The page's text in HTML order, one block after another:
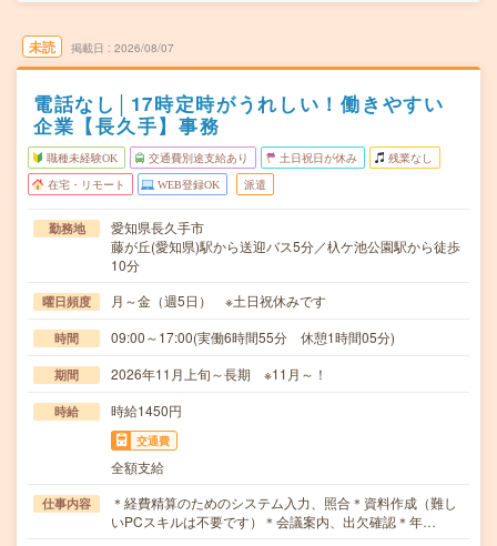
未読 掲載日 2026/08/07
電話なし│17時定時がうれしい！働きやすい
企業【長久手】事務
職種未経験OK 交通費別途支給あり 土日祝日が休み 残業なし
在宅・リモート WEB登録OK 派遣
勤務地
愛知県長久手市
藤が丘(愛知県)駅から送迎バス5分／杁ケ池公園駅から徒歩
10分
曜日頻度 月～金（週5日） ※土日祝休みです
時間 09:00～17:00(実働6時間55分 休憩1時間05分)
期間 2026年11月上旬～長期 ※11月～！
時給 時給1450円
交通費
全額支給
仕事内容
＊経費精算のためのシステム入力、照合＊資料作成（難し
いPCスキルは不要です）＊会議案内、出欠確認＊年…